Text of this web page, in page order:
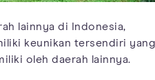
lainnya di Indonesia,
keunikan tersendiri yang
oleh daerah lainnya.